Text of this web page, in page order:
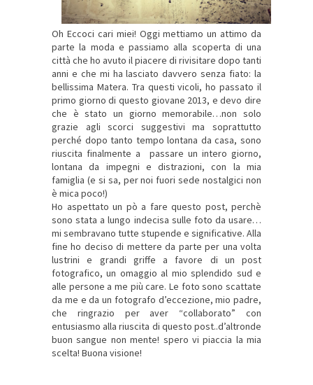
Oh Eccoci cari miei! Oggi mettiamo un attimo da
parte la moda e passiamo alla scoperta di una
città che ho avuto il piacere di rivisitare dopo tanti
anni e che mi ha lasciato davvero senza fiato: la
bellissima Matera. Tra questi vicoli, ho passato il
primo giorno di questo giovane 2013, e devo dire
che è stato un giorno memorabile…non solo
grazie agli scorci suggestivi ma soprattutto
perché dopo tanto tempo lontana da casa, sono
riuscita finalmente a passare un intero giorno,
lontana da impegni e distrazioni, con la mia
famiglia (e si sa, per noi fuori sede nostalgici non
è mica poco!)
Ho aspettato un pò a fare questo post, perchè
sono stata a lungo indecisa sulle foto da usare…
mi sembravano tutte stupende e significative. Alla
fine ho deciso di mettere da parte per una volta
lustrini e grandi griffe a favore di un post
fotografico, un omaggio al mio splendido sud e
alle persone a me più care. Le foto sono scattate
da me e da un fotografo d’eccezione, mio padre,
che ringrazio per aver “collaborato” con
entusiasmo alla riuscita di questo post..d’altronde
buon sangue non mente! spero vi piaccia la mia
scelta! Buona visione!